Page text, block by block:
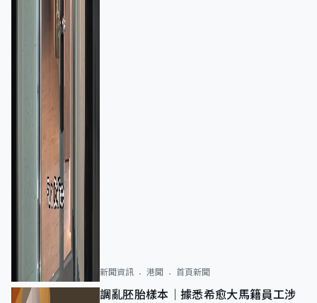
新聞資訊 港聞 首頁新聞
調亂胚胎樣本｜據悉希愈大馬籍員工涉